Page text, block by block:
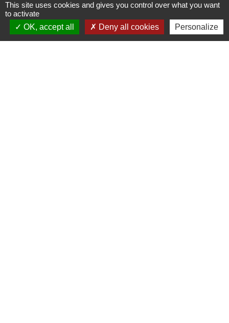
Contacts
This site uses cookies and gives you control over what you want
to activate
OK, accept all
Deny all cookies Personalize